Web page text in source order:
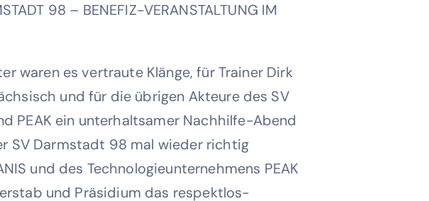
98 – BENEFIZ-VERANSTALTUNG IM
waren es vertraute Klänge, für Trainer Dirk
und für die übrigen Akteure des SV
PEAK ein unterhaltsamer Nachhilfe-Abend
SV Darmstadt 98 mal wieder richtig
und des Technologieunternehmens PEAK
und Präsidium das respektlos-